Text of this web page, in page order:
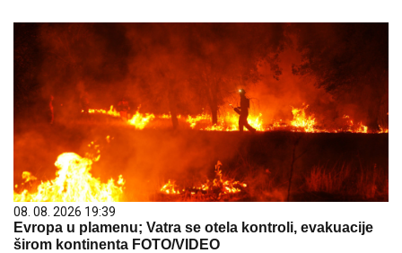
08. 08. 2026 19:39
Evropa u plamenu; Vatra se otela kontroli, evakuacije
širom kontinenta FOTO/VIDEO